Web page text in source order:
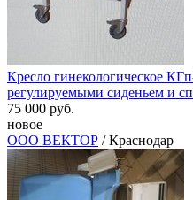
Кресло гинекологическое
регулируемыми сиденьем и
75 000 руб.
новое
ООО ВЕКТОР / Краснодар